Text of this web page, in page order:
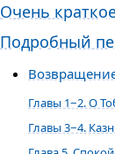
Очень
Подробный
Главы 1−2. О
Главы 3−4.